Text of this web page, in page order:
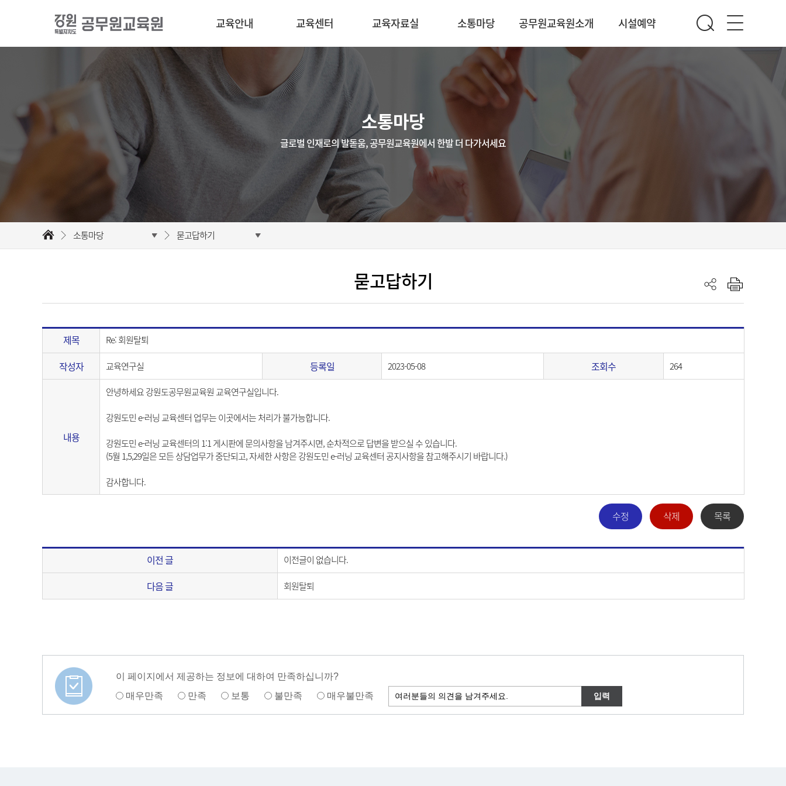
교육안내 교육센터 교육자료실 소통마당 공무원교육원소개 시설예약
소통마당
글로벌 인재로의 발돋움, 공무원교육원에서 한발 더 다가서세요
소통마당 묻고답하기
묻고답하기
제목 Re: 회원탈퇴
작성자 교육연구실 등록일 2023-05-08 조회수 264
내용
안녕하세요 강원도공무원교육원 교육연구실입니다.
강원도민 e-러닝 교육센터 업무는 이곳에서는 처리가 불가능합니다.
강원도민 e-러닝 교육센터의 1:1 게시판에 문의사항을 남겨주시면, 순차적으로 답변을 받으실 수 있습니다.
(5월 1,5,29일은 모든 상담업무가 중단되고, 자세한 사항은 강원도민 e-러닝 교육센터 공지사항을 참고해주시기 바랍니다.)
감사합니다.
수정 삭제 목록
이전 글 이전글이 없습니다.
다음 글 회원탈퇴
이 페이지에서 제공하는 정보에 대하여 만족하십니까?
매우만족
만족 보통 불만족 매우불만족